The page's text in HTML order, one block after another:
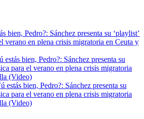
bien, Pedro?: Sánchez presenta su ‘playlist’
verano en plena crisis migratoria en Ceuta y
estás bien, Pedro?: Sánchez presenta su
para el verano en plena crisis migratoria
(Video)
estás bien, Pedro?: Sánchez presenta su
para el verano en plena crisis migratoria
(Video)